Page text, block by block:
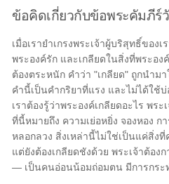
ข้อคิดเกี่ยวกับข้อพระคัมภีร์
เมื่อเรายำเกรงพระเจ้าผู้บริสุทธิ์ของเ
พระองค์รัก และเกลียดในสิ่งที่พระอง
ต้องตระหนัก คำว่า "เกลียด" ถูกนำม
คำนี้เป็นคำกริยาที่แรง และไม่ได้ใช้บ่
เราต้องรู้ว่าพระองค์เกลียดอะไร พร
ที่นี้หมายถึง ความเย่อหยิ่ง จองหอง
หลอกลวง สิ่งเหล่านี้ไม่ใช่เป็นแค่สิ่ง
แต่ยังต้องเกลียดชังด้วย พระเจ้าต้อ
— เป็นคนอ่อนน้อมถ่อมตน มีการกระ